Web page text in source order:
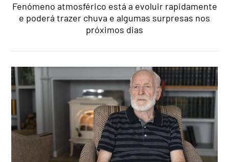
Fenómeno atmosférico está a evoluir rapidamente
e poderá trazer chuva e algumas surpresas nos
próximos dias